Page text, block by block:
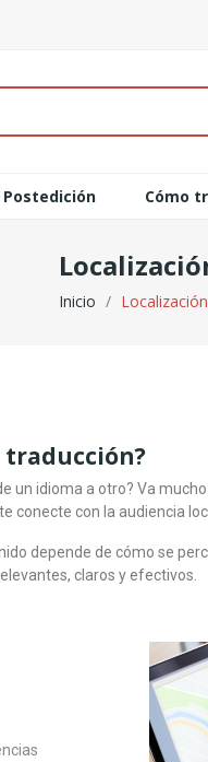
Postedición Cómo
Inicio Localización
traducción?
un idioma a otro? Va
conecte con la audiencia
depende de cómo se
claros y efectivos.